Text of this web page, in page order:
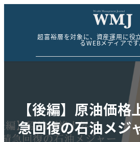
超富裕層を対象に、資産運用に役
るWEBメディアです
【後編】原油価
急回復の石油メジ